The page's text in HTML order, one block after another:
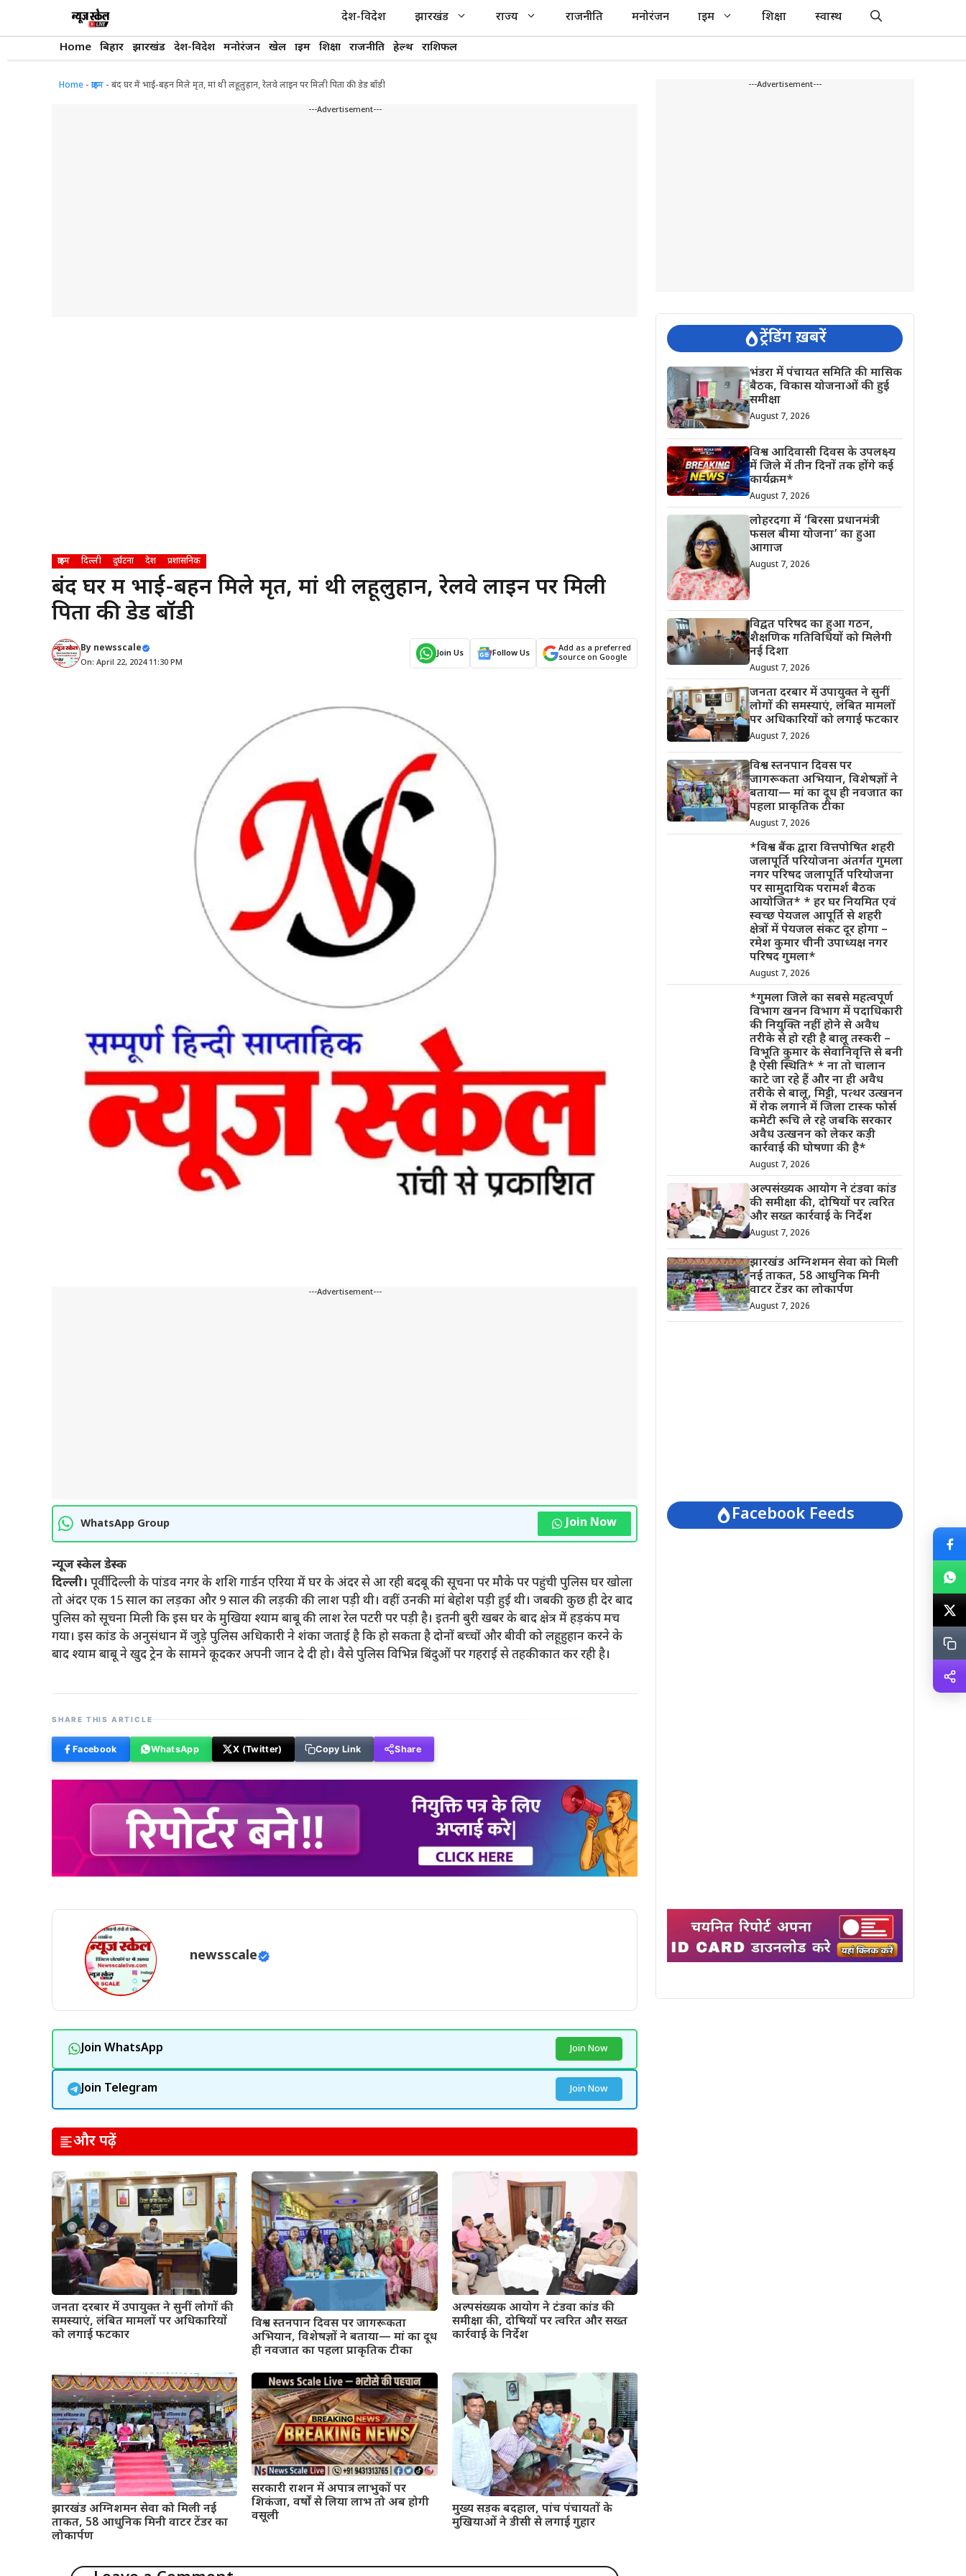
देश-विदेश झारखंड राज्य राजनीति मनोरंजन क्राइम शिक्षा स्वास्थ
Home बिहार झारखंड देश-विदेश मनोरंजन खेल क्राइम शिक्षा राजनीति हेल्थ राशिफल
Home - क्राइम - बंद घर में भाई-बहन मिले मृत, मां थी लहूलुहान, रेलवे लाइन पर मिली पिता की डेड बॉडी
---Advertisement---
क्राइम दिल्ली दुर्घटना देश प्रशासनिक
बंद घर में भाई-बहन मिले मृत, मां थी लहूलुहान, रेलवे लाइन पर मिली
पिता की डेड बॉडी
By newsscale
On: April 22, 2024 11:30 PM
Join Us Follow Us
Add as a preferred
source on Google
---Advertisement---
WhatsApp Group Join Now
न्यूज स्केल डेस्क
दिल्ली। पूर्वी दिल्ली के पांडव नगर के शशि गार्डन एरिया में घर के अंदर से आ रही बदबू की सूचना पर मौके पर पहुंची पुलिस घर खोला
तो अंदर एक 15 साल का लड़का और 9 साल की लड़की की लाश पड़ी थी। वहीं उनकी मां बेहोश पड़ी हुई थी। जबकी कुछ ही देर बाद
पुलिस को सूचना मिली कि इस घर के मुखिया श्याम बाबू की लाश रेल पटरी पर पड़ी है। इतनी बुरी खबर के बाद क्षेत्र में हड़कंप मच
गया। इस कांड के अनुसंधान में जुड़े पुलिस अधिकारी ने शंका जताई है कि हो सकता है दोनों बच्चों और बीवी को लहूहुहान करने के
बाद श्याम बाबू ने खुद ट्रेन के सामने कूदकर अपनी जान दे दी हो। वैसे पुलिस विभिन्न बिंदुओं पर गहराई से तहकीकात कर रही है।
SHARE THIS ARTICLE
Facebook WhatsApp X (Twitter) Copy Link Share
newsscale
Join WhatsApp Join Now
Join Telegram Join Now
और पढ़ें
जनता दरबार में उपायुक्त ने सुनीं लोगों की
समस्याएं, लंबित मामलों पर अधिकारियों
को लगाई फटकार
विश्व स्तनपान दिवस पर जागरूकता
अभियान, विशेषज्ञों ने बताया— मां का दूध
ही नवजात का पहला प्राकृतिक टीका
अल्पसंख्यक आयोग ने टंडवा कांड की
समीक्षा की, दोषियों पर त्वरित और सख्त
कार्रवाई के निर्देश
झारखंड अग्निशमन सेवा को मिली नई
ताकत, 58 आधुनिक मिनी वाटर टेंडर का
लोकार्पण
सरकारी राशन में अपात्र लाभुकों पर
शिकंजा, वर्षों से लिया लाभ तो अब होगी
वसूली
मुख्य सड़क बदहाल, पांच पंचायतों के
मुखियाओं ने डीसी से लगाई गुहार
---Advertisement---
ट्रेंडिंग ख़बरें
भंडरा में पंचायत समिति की मासिक
बैठक, विकास योजनाओं की हुई
समीक्षा
August 7, 2026
विश्व आदिवासी दिवस के उपलक्ष्य
में जिले में तीन दिनों तक होंगे कई
कार्यक्रम*
August 7, 2026
लोहरदगा में ‘बिरसा प्रधानमंत्री
फसल बीमा योजना’ का हुआ
आगाज
August 7, 2026
विद्वत परिषद का हुआ गठन,
शैक्षणिक गतिविधियों को मिलेगी
नई दिशा
August 7, 2026
जनता दरबार में उपायुक्त ने सुनीं
लोगों की समस्याएं, लंबित मामलों
पर अधिकारियों को लगाई फटकार
August 7, 2026
विश्व स्तनपान दिवस पर
जागरूकता अभियान, विशेषज्ञों ने
बताया— मां का दूध ही नवजात का
पहला प्राकृतिक टीका
August 7, 2026
*विश्व बैंक द्वारा वित्तपोषित शहरी
जलापूर्ति परियोजना अंतर्गत गुमला
नगर परिषद जलापूर्ति परियोजना
पर सामुदायिक परामर्श बैठक
आयोजित* * हर घर नियमित एवं
स्वच्छ पेयजल आपूर्ति से शहरी
क्षेत्रों में पेयजल संकट दूर होगा –
रमेश कुमार चीनी उपाध्यक्ष नगर
परिषद गुमला*
August 7, 2026
*गुमला जिले का सबसे महत्वपूर्ण
विभाग खनन विभाग में पदाधिकारी
की नियुक्ति नहीं होने से अवैध
तरीके से हो रही है बालू तस्करी –
विभूति कुमार के सेवानिवृत्ति से बनी
है ऐसी स्थिति* * ना तो चालान
काटे जा रहे हैं और ना ही अवैध
तरीके से बालू, मिट्टी, पत्थर उत्खनन
में रोक लगाने में जिला टास्क फोर्स
कमेटी रूचि ले रहे जबकि सरकार
अवैध उत्खनन को लेकर कड़ी
कार्रवाई की घोषणा की है*
August 7, 2026
अल्पसंख्यक आयोग ने टंडवा कांड
की समीक्षा की, दोषियों पर त्वरित
और सख्त कार्रवाई के निर्देश
August 7, 2026
झारखंड अग्निशमन सेवा को मिली
नई ताकत, 58 आधुनिक मिनी
वाटर टेंडर का लोकार्पण
August 7, 2026
Facebook Feeds